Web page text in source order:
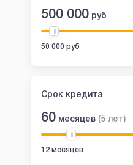
500 000 руб
50 000 руб
Срок кредита
60 месяцев (5 лет)
12 месяцев